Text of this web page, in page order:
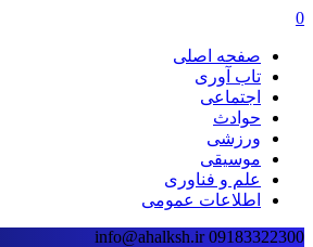
0
صفحه اصلی
تاب آوری
اجتماعی
حوادث
ورزشی
موسیقی
علم و فناوری
اطلاعات عمومی
09183322300
info@ahalksh.ir